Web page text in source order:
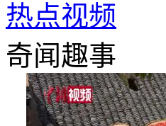
热点视频
奇闻趣事